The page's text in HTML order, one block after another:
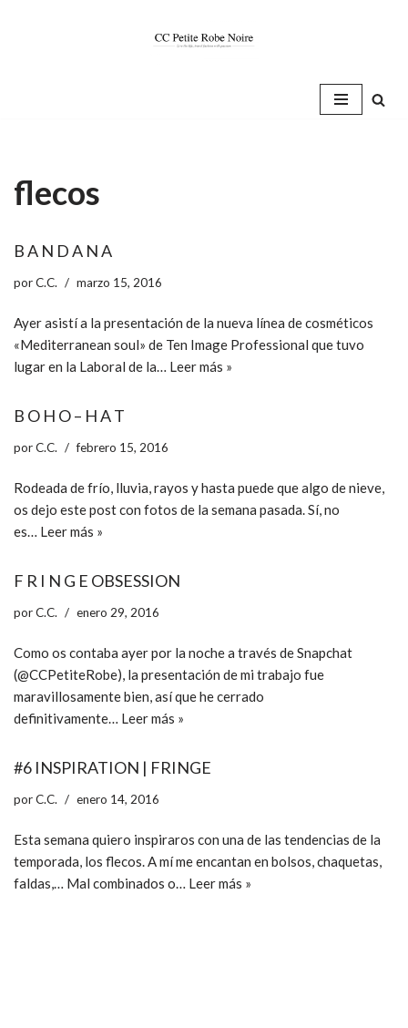
flecos
B A N D A N A
porC.C. marzo 15, 2016
Ayer asistí a la presentación de la nueva línea de cosméticos
«Mediterranean soul» de Ten Image Professional que tuvo
lugar en la Laboral de la… Leer más »
B O H O – H A T
porC.C. febrero 15, 2016
Rodeada de frío, lluvia, rayos y hasta puede que algo de nieve,
os dejo este post con fotos de la semana pasada. Sí, no
es… Leer más »
F R I N G E OBSESSION
porC.C. enero 29, 2016
Como os contaba ayer por la noche a través de Snapchat
(@CCPetiteRobe), la presentación de mi trabajo fue
maravillosamente bien, así que he cerrado
definitivamente… Leer más »
#6 INSPIRATION | FRINGE
porC.C. enero 14, 2016
Esta semana quiero inspiraros con una de las tendencias de la
temporada, los flecos. A mí me encantan en bolsos, chaquetas,
faldas,… Mal combinados o… Leer más »